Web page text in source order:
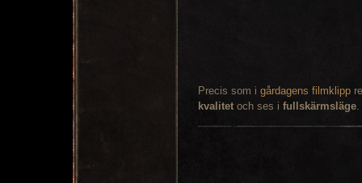
Precis som i gårdagens filmklipp
kvalitet och ses i fullskärmsläge.